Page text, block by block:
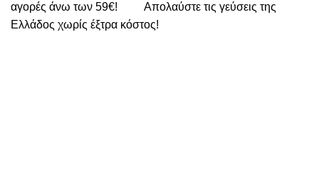
αγορές άνω των 59€!
Απολαύστε τις γεύσεις της
Ελλάδος χωρίς έξτρα κόστος!